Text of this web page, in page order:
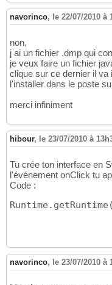
navorinco, le 22/07/2010 à
non,
j ai un fichier .dmp qui
je veux faire un fichier
clique sur ce dernier il
l'installer dans le poste
merci infiniment
hibour, le 23/07/2010 à
Tu crée ton interface en
l'événement onClick tu
Code :
Runtime.getRuntime (
navorinco, le 23/07/2010 à